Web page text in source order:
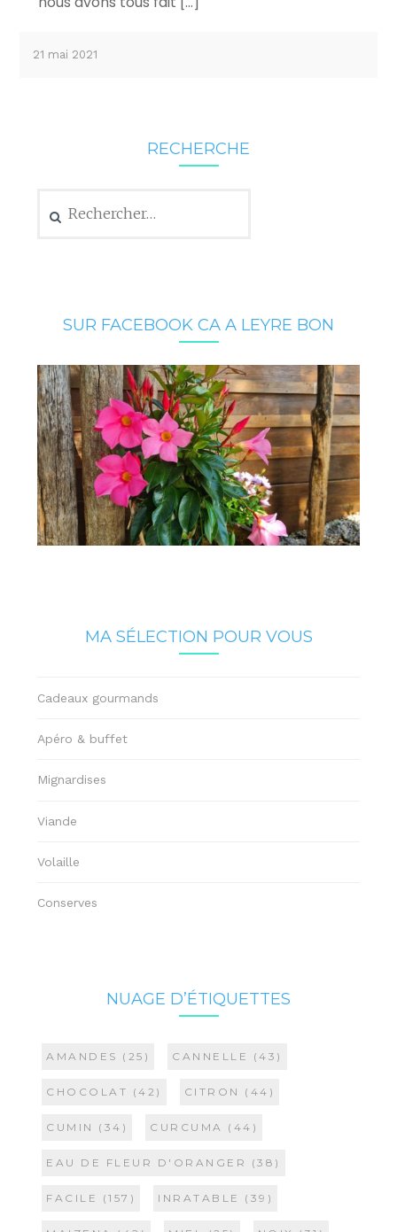
21 mai 2021
RECHERCHE
SUR FACEBOOK CA A LEYRE BON
MA SÉLECTION POUR VOUS
Cadeaux gourmands
Apéro & buffet
Mignardises
Viande
Volaille
Conserves
NUAGE D’ÉTIQUETTES
AMANDES (25) CANNELLE (43)
CHOCOLAT (42) CITRON (44)
CUMIN (34) CURCUMA (44)
EAU DE FLEUR D'ORANGER (38)
FACILE (157) INRATABLE (39)